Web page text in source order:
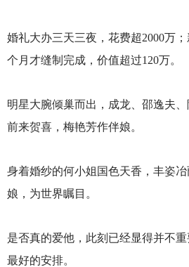
婚礼大办三天三夜，花费超2000万
个月才缝制完成，价值超过120万。
明星大腕倾巢而出，成龙、邵逸夫
前来贺喜，梅艳芳作伴娘。
身着婚纱的何小姐国色天香，丰姿
娘，为世界瞩目。
是否真的爱他，此刻已经显得并不
最好的安排。